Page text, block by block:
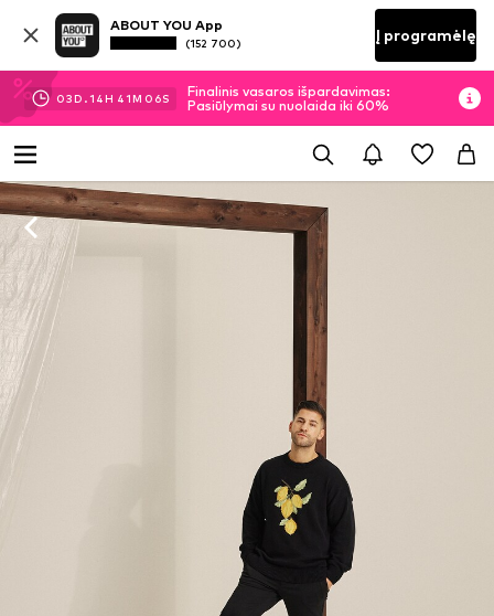
ABOUT YOU App
(152 700) Į programėlę
03D.14H 41M 05S
Finalinis vasaros išpardavimas:
Pasiūlymai su nuolaida iki 60%